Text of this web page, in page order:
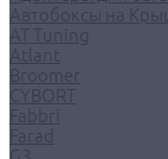
Автобоксы на
AT Tuning
Atlant
Broomer
CYBORT
Fabbri
Farad